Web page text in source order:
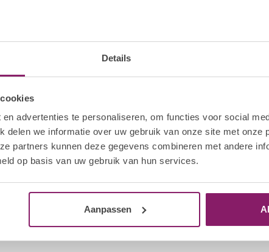
Details
advertenties te personaliseren, om functies voor social
delen we informatie over uw gebruik van onze site met onze
partners kunnen deze gegevens combineren met andere
op basis van uw gebruik van hun services.
Aanpassen
aan volgens hetzelfde proces. Deze
de hals van het flesje om overtollig
te garanderen en krimpen van
Gel aan op elk nageloppervlak van alle
seconden uit in de Hola Lamp. Herhaal
om de verzegeling van elke nagel te
en bevestig de Wrap stevig om de
met een draaiende beweging de HNC
gellak te verwijderen. Verwijder
Wees voorzichtig dat je niet de